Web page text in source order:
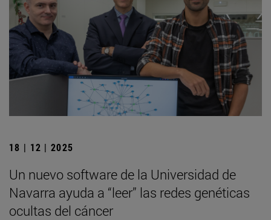
18 | 12 | 2025
Un nuevo software de la Universidad de
Navarra ayuda a “leer” las redes genéticas
ocultas del cáncer